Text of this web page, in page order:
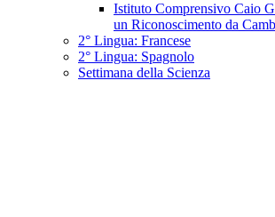
Istituto Comprensivo Caio
un Riconoscimento da
2° Lingua: Francese
2° Lingua: Spagnolo
Settimana della Scienza